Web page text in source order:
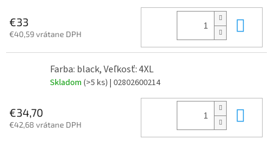
€33
€40,59 vrátane DPH
Farba: black, Veľkosť: 4XL
Skladom (>5 ks) | 02802600214
€34,70
€42,68 vrátane DPH